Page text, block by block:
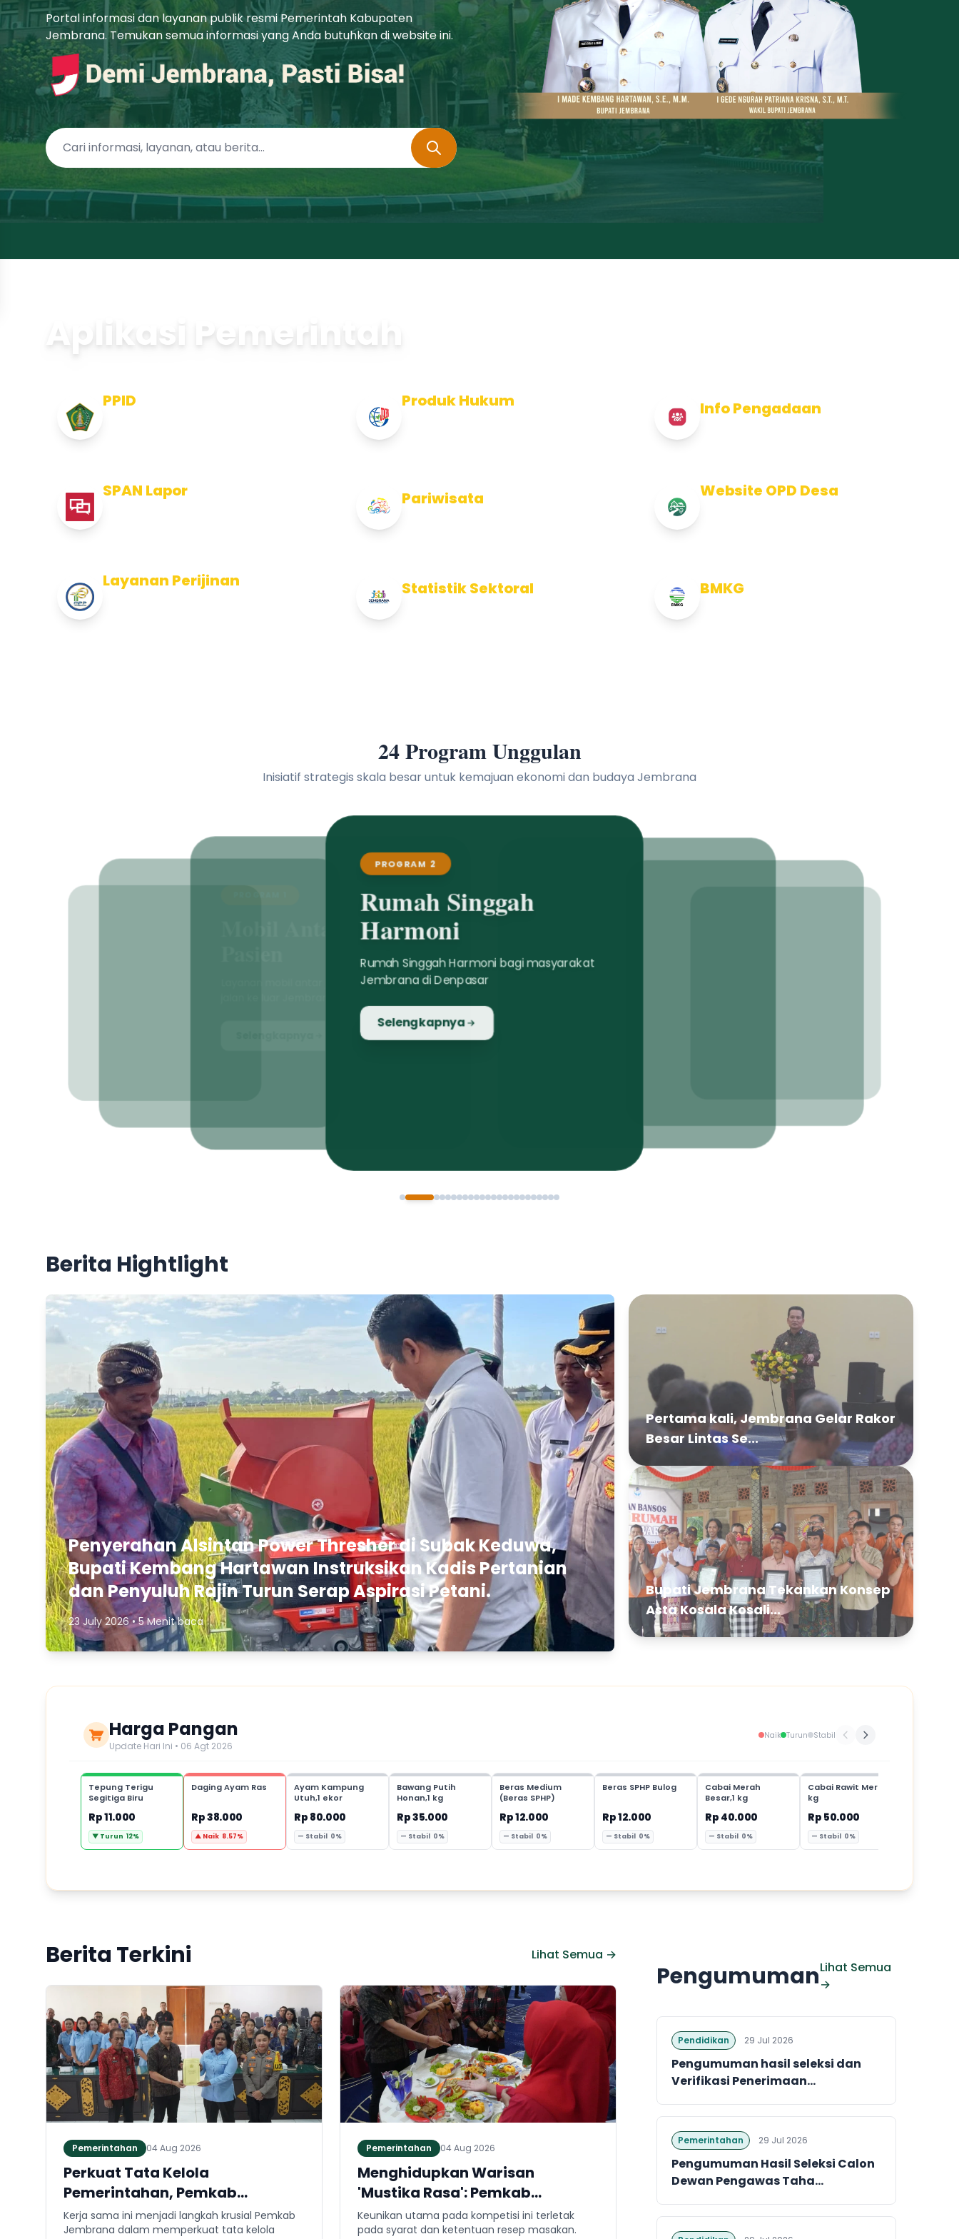
Portal informasi dan layanan publik resmi Pemerintah Kabupaten
Jembrana. Temukan semua informasi yang Anda butuhkan di website ini.
Aplikasi Pemerintah
PPID Produk Hukum Info Pengadaan
SPAN Lapor Pariwisata Website OPD Desa
Layanan Perijinan Statistik Sektoral BMKG
24 Program Unggulan
Inisiatif strategis skala besar untuk kemajuan ekonomi dan budaya Jembrana
PROGRAM 2
Rumah Singgah
Harmoni
Rumah Singgah Harmoni bagi masyarakat
Jembrana di Denpasar
Selengkapnya
Berita Hightlight
Penyerahan Alsintan Power Thresher di Subak Keduwa,
Bupati Kembang Hartawan Instruksikan Kadis Pertanian
dan Penyuluh Rajin Turun Serap Aspirasi Petani.
23 July 2026 • 5 Menit baca
Pertama kali, Jembrana Gelar Rakor
Besar Lintas Se...
Bupati Jembrana Tekankan Konsep
Asta Kosala Kosali...
Harga Pangan
Update Hari Ini • 06 Agt 2026
Naik Turun Stabil
Tepung Terigu
Segitiga Biru
Rp 11.000
▼ Turun 12%
Daging Ayam Ras
Rp 38.000
▲ Naik 8.57%
Ayam Kampung
Utuh,1 ekor
Rp 80.000
— Stabil 0%
Bawang Putih
Honan,1 kg
Rp 35.000
— Stabil 0%
Beras Medium
(Beras SPHP)
Rp 12.000
— Stabil 0%
Beras SPHP Bulog
Rp 12.000
— Stabil 0%
Cabai Merah
Besar,1 kg
Rp 40.000
— Stabil 0%
Cabai Rawit Merah,1
kg
Rp 50.000
— Stabil 0%
Berita Terkini Lihat Semua →
Pemerintahan 04 Aug 2026
Perkuat Tata Kelola
Pemerintahan, Pemkab
Jembrana dan Kejari Jembrana
Sepakati Kerja Sama Hukum
Kerja sama ini menjadi langkah krusial Pemkab
Jembrana dalam memperkuat tata kelola
Pemerintahan 04 Aug 2026
Menghidupkan Warisan
'Mustika Rasa': Pemkab
Jembrana Gali Keteladanan
Bung Karno Lewat Lomba Cipta
Keunikan utama pada kompetisi ini terletak
pada syarat dan ketentuan resep masakan.
PengumumanLihat Semua
→
Pendidikan 29 Jul 2026
Pengumuman hasil seleksi dan
Verifikasi Penerimaan...
Pemerintahan 29 Jul 2026
Pengumuman Hasil Seleksi Calon
Dewan Pengawas Taha...